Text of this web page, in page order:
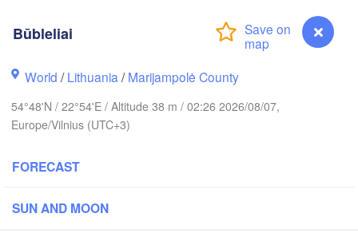
Būbleliai
World /Lithuania /Marijampolė County
54°48'N / 22°54'E / Altitude 38 m / 02:26 2026/08/07,
Europe/Vilnius (UTC+3)
FORECAST
SUN AND MOON
ESTONIA